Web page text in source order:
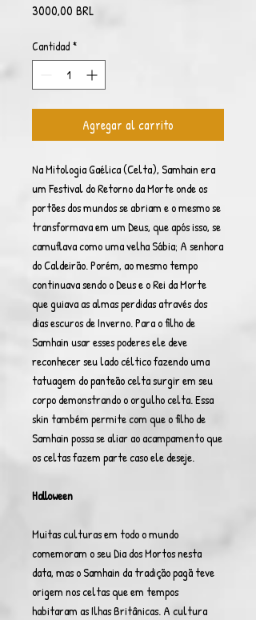
3000,00 BRLPrecio
Cantidad *
Agregar al carrito
Na Mitologia Gaélica (Celta), Samhain era
um Festival do Retorno da Morte onde os
portões dos mundos se abriam e o mesmo se
transformava em um Deus, que após isso, se
camuflava como uma velha Sábia; A senhora
do Caldeirão. Porém, ao mesmo tempo
continuava sendo o Deus e o Rei da Morte
que guiava as almas perdidas através dos
dias escuros de Inverno. Para o filho de
Samhain usar esses poderes ele deve
reconhecer seu lado céltico fazendo uma
tatuagem do panteão celta surgir em seu
corpo demonstrando o orgulho celta. Essa
skin também permite com que o filho de
Samhain possa se aliar ao acampamento que
os celtas fazem parte caso ele deseje.
Halloween
Muitas culturas em todo o mundo
comemoram o seu Dia dos Mortos nesta
data, mas o Samhain da tradição pagã teve
origem nos celtas que em tempos
habitaram as Ilhas Britânicas. A cultura